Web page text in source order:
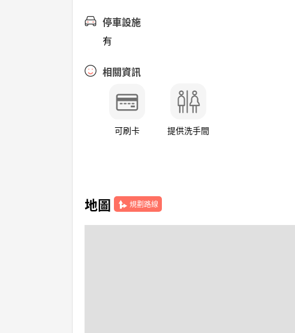
停車設施
有
相關資訊
可刷卡 提供洗手間
地圖 規劃路線